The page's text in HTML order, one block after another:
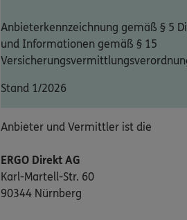
Anbieterkennzeichnung gemäß § 5
und Informationen gemäß § 15
Stand 1/2026
Anbieter und Vermittler ist die
ERGO Direkt AG
Karl-Martell-Str. 60
90344 Nürnberg